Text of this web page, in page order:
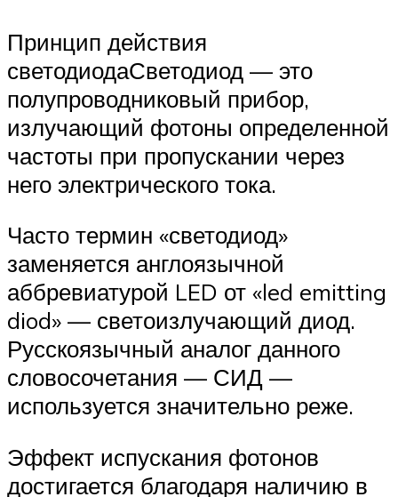
Принцип действия
светодиодаСветодиод — это
полупроводниковый прибор,
излучающий фотоны определенной
частоты при пропускании через
него электрического тока.
Часто термин «светодиод»
заменяется англоязычной
аббревиатурой LED от «led emitting
diod» — светоизлучающий диод.
Русскоязычный аналог данного
словосочетания — СИД —
используется значительно реже.
Эффект испускания фотонов
достигается благодаря наличию в